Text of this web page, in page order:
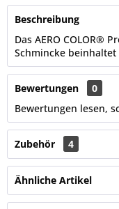
Beschreibung
Das AERO COLOR®
Schmincke beinhaltet
Bewertungen
0
Bewertungen lesen,
Zubehör 4
Ähnliche Artikel